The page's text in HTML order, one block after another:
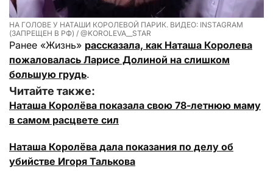
НА ГОЛОВЕ У НАТАШИ КОРОЛЕВОЙ ПАРИК. ВИДЕО: INSTAGRAM
(ЗАПРЕЩЕН В РФ) / @KOROLEVA__STAR
Ранее «Жизнь» рассказала, как Наташа Королева
пожаловалась Ларисе Долиной на слишком
большую грудь.
Читайте также:
Наташа Королёва показала свою 78-летнюю маму
в самом расцвете сил
Наташа Королёва дала показания по делу об
убийстве Игоря Талькова